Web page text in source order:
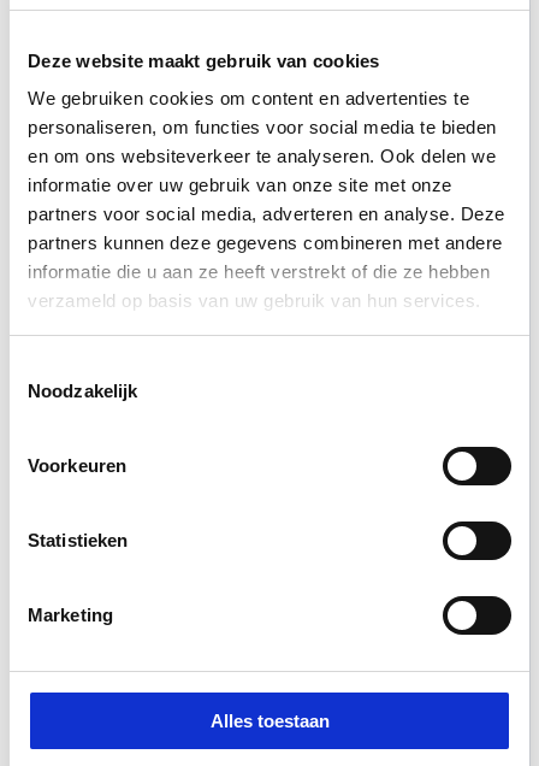
Deze website maakt gebruik van cookies
We gebruiken cookies om content en advertenties te
personaliseren, om functies voor social media te bieden
en om ons websiteverkeer te analyseren. Ook delen we
informatie over uw gebruik van onze site met onze
partners voor social media, adverteren en analyse. Deze
partners kunnen deze gegevens combineren met andere
informatie die u aan ze heeft verstrekt of die ze hebben
verzameld op basis van uw gebruik van hun services.
Noodzakelijk
Voorkeuren
Statistieken
Marketing
Alles toestaan
Delen:
Vraag of opmerking? Stuur een berichtje